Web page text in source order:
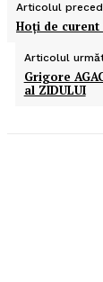
Articolul
Hoţi de curent
Articolul
Grigore
al ZIDULUI